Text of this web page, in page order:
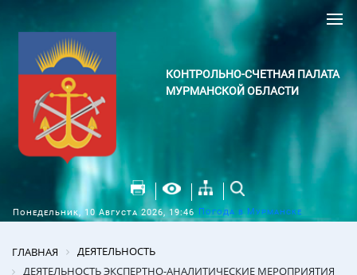
КОНТРОЛЬНО-СЧЕТНАЯ ПАЛАТА
МУРМАНСКОЙ ОБЛАСТИ
Понедельник, 10 Августа 2026, 19:46 Погода в Мурманске
ГЛАВНАЯ
ДЕЯТЕЛЬНОСТЬ
ДЕЯТЕЛЬНОСТЬ ЭКСПЕРТНО-АНАЛИТИЧЕСКИЕ МЕРОПРИЯТИЯ